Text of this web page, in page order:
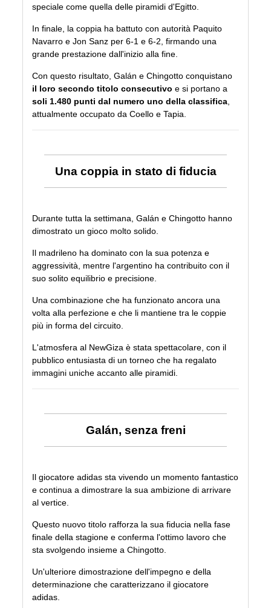
speciale come quella delle piramidi d'Egitto.
In finale, la coppia ha battuto con autorità Paquito
Navarro e Jon Sanz per 6-1 e 6-2, firmando una
grande prestazione dall'inizio alla fine.
Con questo risultato, Galán e Chingotto conquistano
il loro secondo titolo consecutivo e si portano a
soli 1.480 punti dal numero uno della classifica
attualmente occupato da Coello e Tapia.
Una coppia in stato di fiducia
Durante tutta la settimana, Galán e Chingotto hanno
dimostrato un gioco molto solido.
Il madrileno ha dominato con la sua potenza e
aggressività, mentre l'argentino ha contribuito con il
suo solito equilibrio e precisione.
Una combinazione che ha funzionato ancora una
volta alla perfezione e che li mantiene tra le coppie
più in forma del circuito.
L'atmosfera al NewGiza è stata spettacolare, con il
pubblico entusiasta di un torneo che ha regalato
immagini uniche accanto alle piramidi.
Galán, senza freni
Il giocatore adidas sta vivendo un momento fantastico
e continua a dimostrare la sua ambizione di arrivare
al vertice.
Questo nuovo titolo rafforza la sua fiducia nella fase
finale della stagione e conferma l'ottimo lavoro che
sta svolgendo insieme a Chingotto.
Un'ulteriore dimostrazione dell'impegno e della
determinazione che caratterizzano il giocatore
adidas.